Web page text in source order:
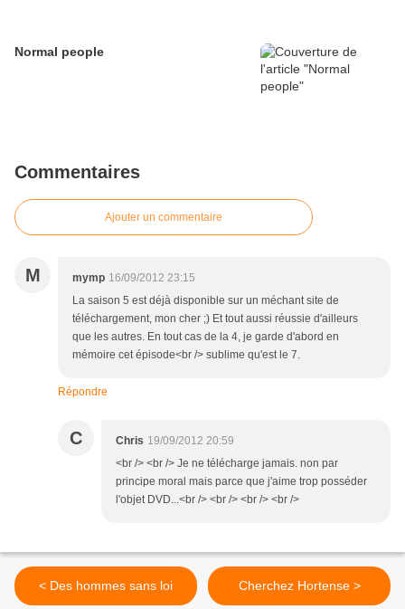
Normal people
Commentaires
Ajouter un commentaire
M mymp 16/09/2012 23:15
La saison 5 est déjà disponible sur un méchant site de
téléchargement, mon cher ;) Et tout aussi réussie d'ailleurs
que les autres. En tout cas de la 4, je garde d'abord en
mémoire cet épisode<br /> sublime qu'est le 7.
Répondre
C Chris 19/09/2012 20:59
<br /> <br /> Je ne télécharge jamais. non par
principe moral mais parce que j'aime trop posséder
l'objet DVD...<br /> <br /> <br /> <br />
< Des hommes sans loi Cherchez Hortense >